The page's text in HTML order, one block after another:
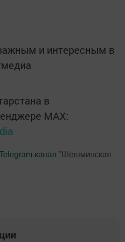
и интересным в
в
MАХ:
канал "Шешминская